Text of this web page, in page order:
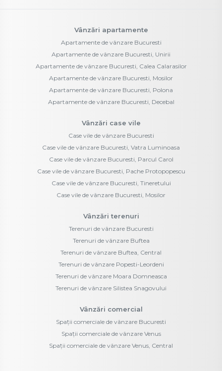
Vânzări apartamente
Apartamente de vânzare Bucuresti
Apartamente de vânzare Bucuresti, Unirii
Apartamente de vânzare Bucuresti, Calea Calarasilor
Apartamente de vânzare Bucuresti, Mosilor
Apartamente de vânzare Bucuresti, Polona
Apartamente de vânzare Bucuresti, Decebal
Vânzări case vile
Case vile de vânzare Bucuresti
Case vile de vânzare Bucuresti, Vatra Luminoasa
Case vile de vânzare Bucuresti, Parcul Carol
Case vile de vânzare Bucuresti, Pache Protopopescu
Case vile de vânzare Bucuresti, Tineretului
Case vile de vânzare Bucuresti, Mosilor
Vânzări terenuri
Terenuri de vânzare Bucuresti
Terenuri de vânzare Buftea
Terenuri de vânzare Buftea, Central
Terenuri de vânzare Popesti-Leordeni
Terenuri de vânzare Moara Domneasca
Terenuri de vânzare Silistea Snagovului
Vânzări comercial
Spații comerciale de vânzare Bucuresti
Spații comerciale de vânzare Venus
Spații comerciale de vânzare Venus, Central